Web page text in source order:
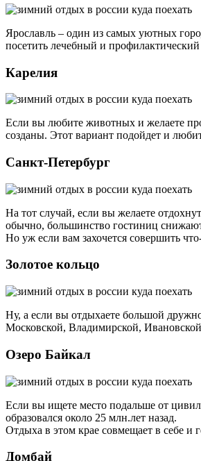
Ярославль – один из самых уютных
посетить лечебный и
Карелия
Если вы любите животных и желаете
созданы. Этот вариант подойдет и
Санкт-Петербург
На тот случай, если вы желаете
обычно, большинство гостиниц
Но уж если вам захочется совершить
Золотое кольцо
Ну, а если вы отдыхаете большой
Московской, Владимирской,
Озеро Байкал
Если вы ищете место подальше от
образовался около 25 млн.лет назад.
Отдыха в этом крае совмещает в себе и
Домбай